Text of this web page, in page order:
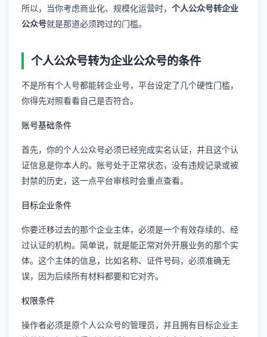
所以，当你考虑商业化、规模化运营时， 个人公众号转企业
公众号就是那道必须跨过的门槛。
个人公众号转为企业公众号的条件
不是所有个人号都能转企业号，平台设定了几个硬性门槛，
你得先对照看看自己是否符合。
账号基础条件
首先，你的个人公众号必须已经完成实名认证，并且这个认
证信息是你本人的。账号处于正常状态，没有违规记录或被
封禁的历史，这一点平台审核时会重点查看。
目标企业条件
你要迁移过去的那个企业主体，必须是一个有效存续的、经
过认证的机构。简单说，就是能正常对外开展业务的那个实
体。这个主体的信息，比如名称、证件号码，必须准确无
误，因为后续所有材料都要和它对齐。
权限条件
操作者必须是原个人公众号的管理员，并且拥有目标企业主